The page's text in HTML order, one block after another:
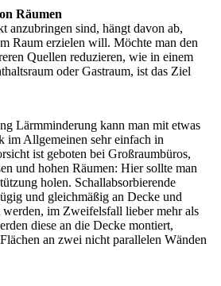
Räumen
anzubringen sind, hängt davon ab,
Raum erzielen will. Möchte man den
Quellen reduzieren, wie in einem
oder Gastraum, ist das Ziel
Lärmminderung kann man mit etwas
im Allgemeinen sehr einfach in
ist geboten bei Großraumbüros,
und hohen Räumen: Hier sollte man
holen. Schallabsorbierende
und gleichmäßig an Decke und
im Zweifelsfall lieber mehr als
diese an die Decke montiert,
an zwei nicht parallelen Wänden